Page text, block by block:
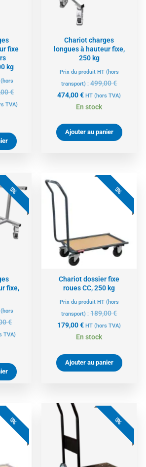
fixe
kg
€
TVA)
Chariot charges
longues à hauteur fixe,
250 kg
Prix du produit HT (hors
transport) :499,00€
474,00€ HT (hors TVA)
En stock
Ajouter au panier
5%
fixe,
€
prix
initial
était :
649,00 €.
€.
TVA)
5%
Chariot dossier fixe
roues CC, 250 kg
Prix du produit HT (hors
transport) :189,00€
prix
initial
était :
179,00€ HT (hors TVA)
En stock
Ajouter au panier
5%
prix
initial
était :
5%
prix
initial
était :